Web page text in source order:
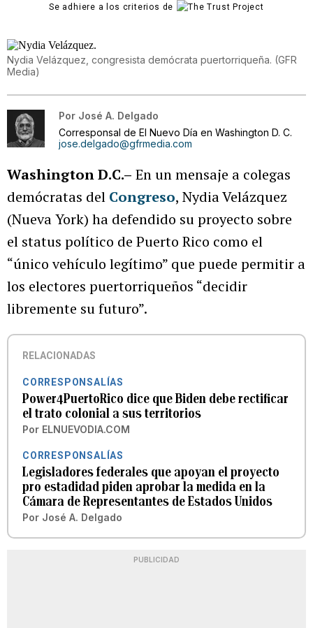
Se adhiere a los criterios de
Nydia Velázquez, congresista demócrata puertorriqueña. (GFR
Media)
Por José A. Delgado
Corresponsal de El Nuevo Día en Washington D. C.
jose.delgado@gfrmedia.com
Washington D.C.– En un mensaje a colegas
demócratas del Congreso, Nydia Velázquez
(Nueva York) ha defendido su proyecto sobre
el status político de Puerto Rico como el
“único vehículo legítimo” que puede permitir a
los electores puertorriqueños “decidir
libremente su futuro”.
RELACIONADAS
CORRESPONSALÍAS
Power4PuertoRico dice que Biden debe rectificar
el trato colonial a sus territorios
Por ELNUEVODIA.COM
CORRESPONSALÍAS
Legisladores federales que apoyan el proyecto
pro estadidad piden aprobar la medida en la
Cámara de Representantes de Estados Unidos
Por José A. Delgado
PUBLICIDAD